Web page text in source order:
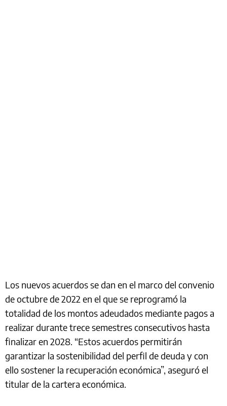
Los nuevos acuerdos se dan en el marco del convenio
de octubre de 2022 en el que se reprogramó la
totalidad de los montos adeudados mediante pagos a
realizar durante trece semestres consecutivos hasta
finalizar en 2028. “Estos acuerdos permitirán
garantizar la sostenibilidad del perfil de deuda y con
ello sostener la recuperación económica”, aseguró el
titular de la cartera económica.